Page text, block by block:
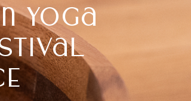
yoga